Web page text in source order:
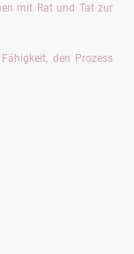
mit Rat und Tat zur
den Prozess